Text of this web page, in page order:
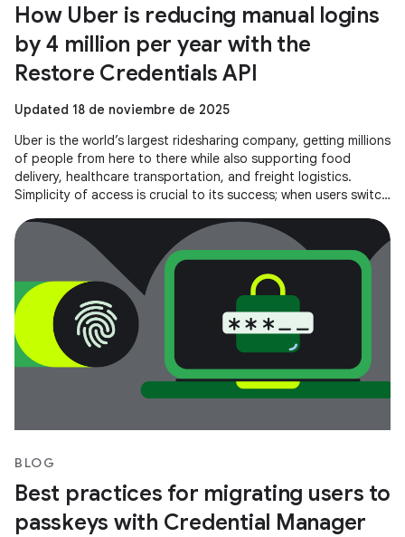
How Uber is reducing manual logins
by 4 million per year with the
Restore Credentials API
Updated 18 de noviembre de 2025
Uber is the world’s largest ridesharing company, getting millions
of people from here to there while also supporting food
delivery, healthcare transportation, and freight logistics.
Simplicity of access is crucial to its success; when users switch
BLOG
Best practices for migrating users to
passkeys with Credential Manager